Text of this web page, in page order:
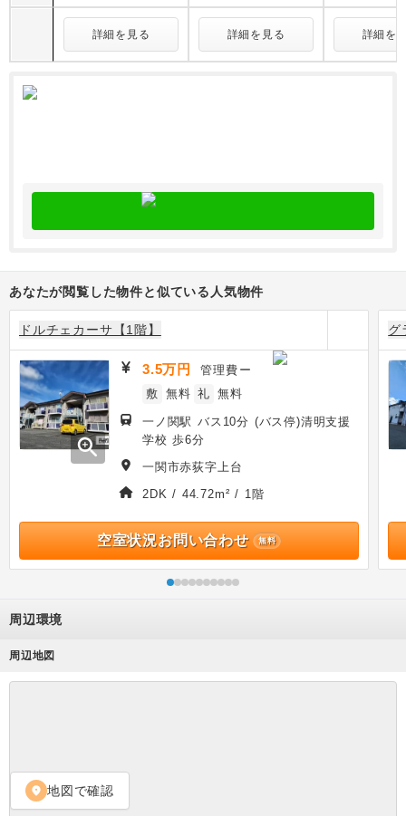
詳細を見る 詳細を見る 詳細を
あなたが閲覧した物件と似ている人気物件
ドルチェカーサ【1階】
zoom_in
3.5万円 管理費 ー
敷 無料 礼 無料
一ノ関駅 バス10分 (バス停)清明支援
学校 歩6分
一関市赤荻字上台
2DK / 44.72m² / 1階
空室状況お問い合わせ 無料
グ
周辺環境
周辺地図
location_on 地図で確認